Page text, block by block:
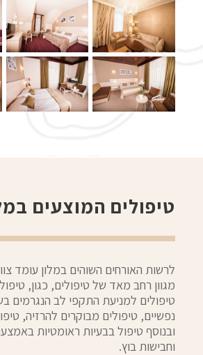
טיפולים המוצעים
לרשות האורחים השוהים במלון עומד
מגוון רחב מאד של טיפולים, כגון,
טיפולים למניעת התקפי לב הנגרמים
נפשיים, טיפולים מבוקרים להרזיה,
ובנוסף טיפול בבעיות ראומטיות
וחבישות בוץ.